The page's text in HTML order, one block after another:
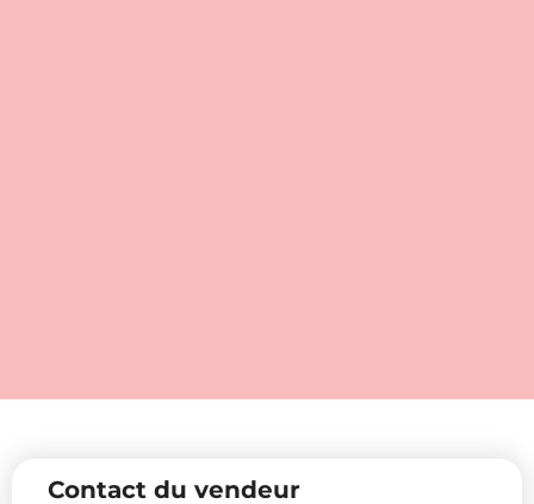
Contact du vendeur